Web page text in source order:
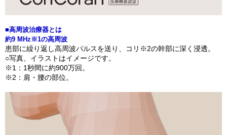
■高周波治療器とは
約9 MHz※1の高周波
患部に繰り返し高周波パルスを送り、コリ※2の幹部に深く浸透。
○写真、イラストはイメージです。
※1：1秒間に約900万回。
※2：肩・腰の部位。